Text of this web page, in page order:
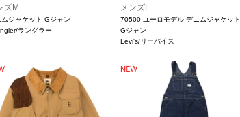
ズM
ムジャケット Gジャン
ラングラー
メンズL
70500 ユーロモデル デニムジャケット
Gジャン
Levi's/リーバイス